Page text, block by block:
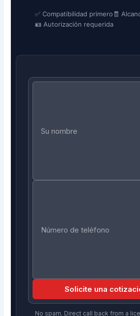
✅ Compatibilidad primero 🧾
🪪 Autorización requerida
Solicite una
No spam. Direct call back from a